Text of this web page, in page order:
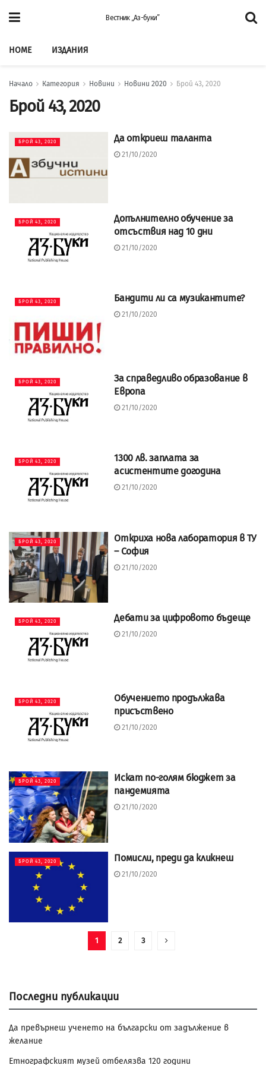
Вестник „Аз-буки”
HOME ИЗДАНИЯ
Начало Категория Новини Новини 2020 Брой 43, 2020
Брой 43, 2020
БРОЙ 43, 2020 Да откриеш таланта
21/10/2020
БРОЙ 43, 2020
Допълнително обучение за
отсъствия над 10 дни
21/10/2020
БРОЙ 43, 2020 Бандити ли са музикантите?
21/10/2020
БРОЙ 43, 2020
За справедливо образование в
Европа
21/10/2020
БРОЙ 43, 2020
1300 лв. заплата за
асистентите догодина
21/10/2020
БРОЙ 43, 2020
Откриха нова лаборатория в ТУ
– София
21/10/2020
БРОЙ 43, 2020 Дебати за цифровото бъдеще
21/10/2020
БРОЙ 43, 2020
Обучението продължава
присъствено
21/10/2020
БРОЙ 43, 2020
Искат по-голям бюджет за
пандемията
21/10/2020
БРОЙ 43, 2020 Помисли, преди да кликнеш
21/10/2020
1 2 3
Последни публикации
Да превърнеш ученето на български от задължение в
желание
Етнографският музей отбелязва 120 години